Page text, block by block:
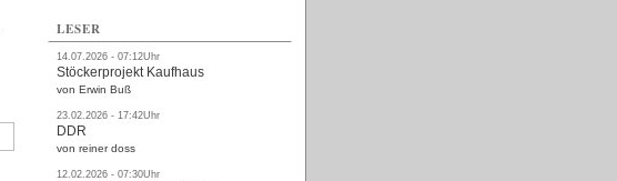
LESER
14.07.2026 - 07:12Uhr
Stöckerprojekt Kaufhaus
von Erwin Buß
23.02.2026 - 17:42Uhr
DDR
von reiner doss
12.02.2026 - 07:30Uhr